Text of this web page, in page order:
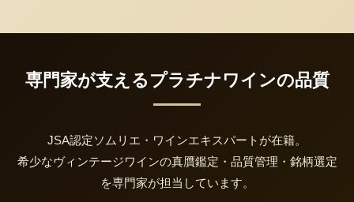
専門家が支えるプラチナワインの品質
JSA認定ソムリエ・ワインエキスパートが在籍。
希少なヴィンテージワインの真贋鑑定・品質管理・銘柄選定
を専門家が担当しています。